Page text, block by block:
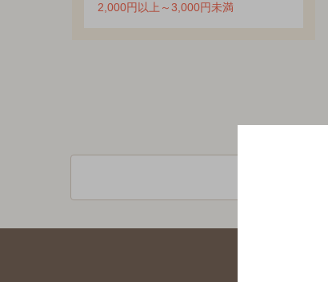
2,000円以上～3,000円未満